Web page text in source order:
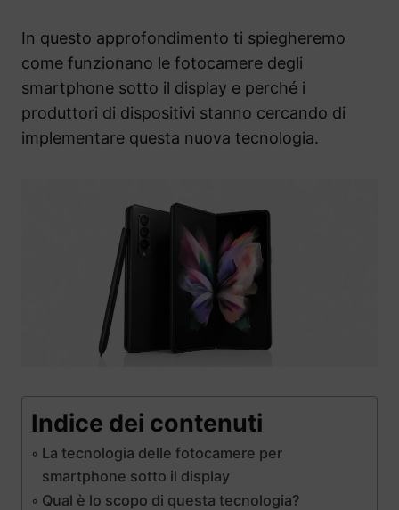
In questo approfondimento ti spiegheremo
come funzionano le fotocamere degli
smartphone sotto il display e perché i
produttori di dispositivi stanno cercando di
implementare questa nuova tecnologia.
Indice dei contenuti
La tecnologia delle fotocamere per
smartphone sotto il display
Qual è lo scopo di questa tecnologia?